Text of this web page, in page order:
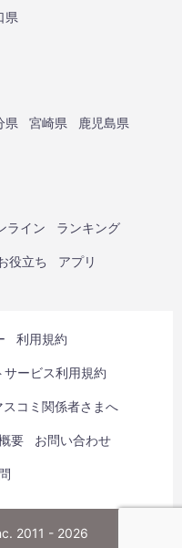
県
県 宮崎県
鹿児島県
ライン ランキング
役立ち アプリ
利用規約
ービス利用規約
スコミ関係者さまへ
要 お問い合わせ
2011 - 2026